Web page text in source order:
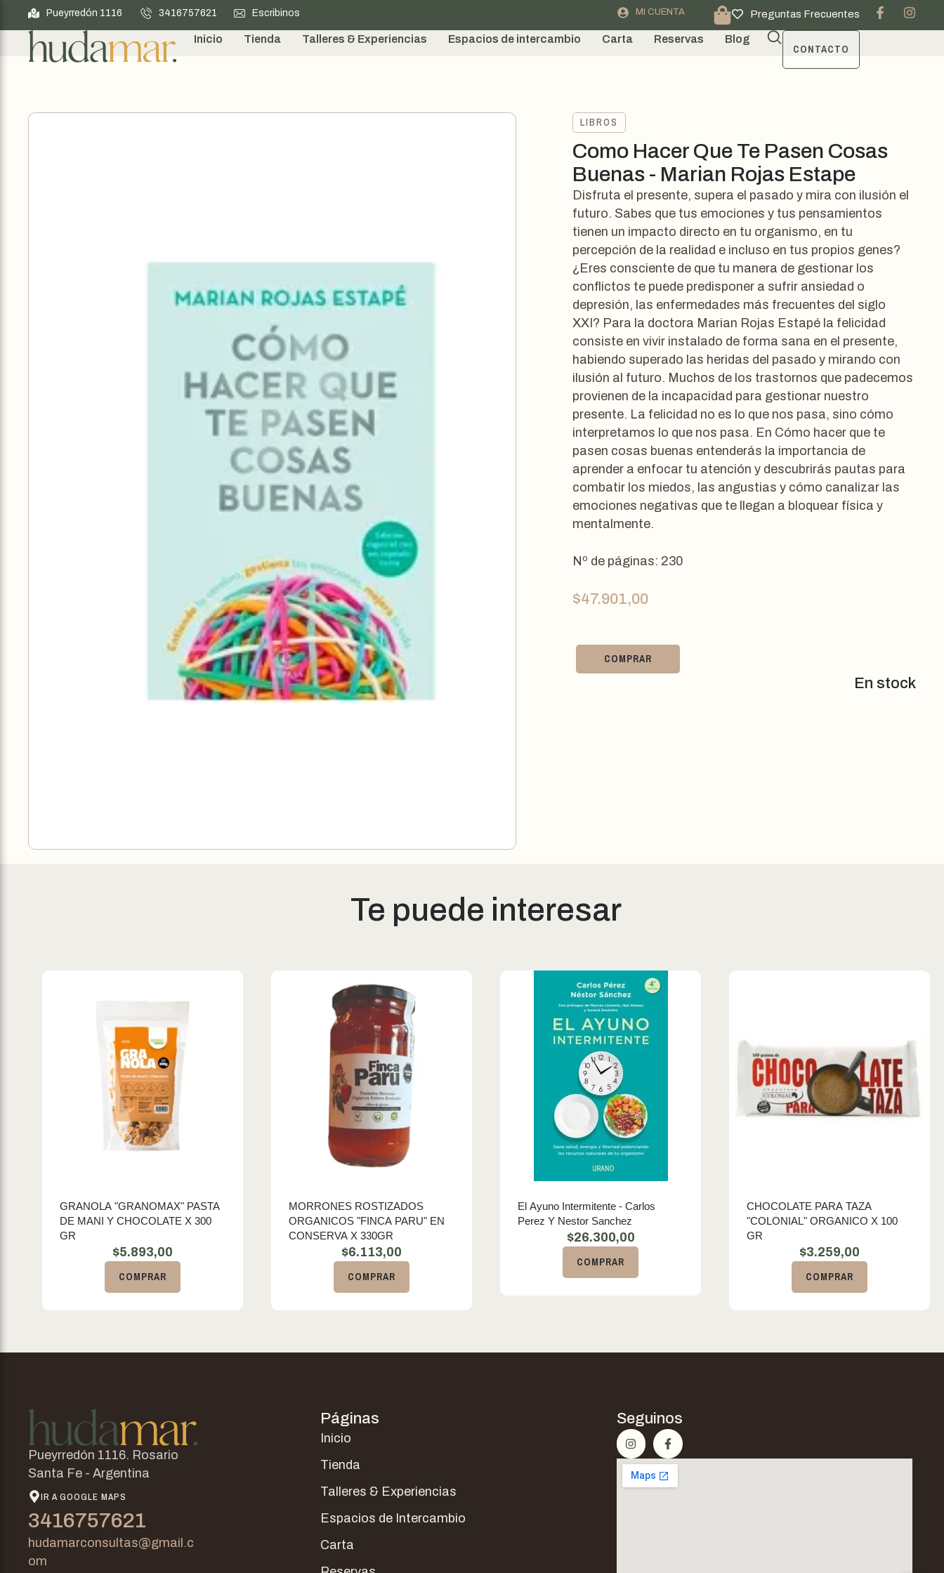
Pueyrredón 1116 3416757621 Escribinos MI CUENTA Preguntas Frecuentes
Inicio Tienda Talleres & Experiencias Espacios de intercambio Carta Reservas Blog
CONTACTO
LIBROS
Como Hacer Que Te Pasen Cosas
Buenas - Marian Rojas Estape
Disfruta el presente, supera el pasado y mira con ilusión el
futuro. Sabes que tus emociones y tus pensamientos
tienen un impacto directo en tu organismo, en tu
percepción de la realidad e incluso en tus propios genes?
¿Eres consciente de que tu manera de gestionar los
conflictos te puede predisponer a sufrir ansiedad o
depresión, las enfermedades más frecuentes del siglo
XXI? Para la doctora Marian Rojas Estapé la felicidad
consiste en vivir instalado de forma sana en el presente,
habiendo superado las heridas del pasado y mirando con
ilusión al futuro. Muchos de los trastornos que padecemos
provienen de la incapacidad para gestionar nuestro
presente. La felicidad no es lo que nos pasa, sino cómo
interpretamos lo que nos pasa. En Cómo hacer que te
pasen cosas buenas entenderás la importancia de
aprender a enfocar tu atención y descubrirás pautas para
combatir los miedos, las angustias y cómo canalizar las
emociones negativas que te llegan a bloquear física y
mentalmente.
Nº de páginas: 230
$47.901,00
COMPRAR
En stock
Te puede interesar
GRANOLA "GRANOMAX" PASTA
DE MANI Y CHOCOLATE X 300
GR
$5.893,00
COMPRAR
MORRONES ROSTIZADOS
ORGANICOS "FINCA PARU" EN
CONSERVA X 330GR
$6.113,00
COMPRAR
El Ayuno Intermitente - Carlos
Perez Y Nestor Sanchez
$26.300,00
COMPRAR
CHOCOLATE PARA TAZA
"COLONIAL" ORGANICO X 100
GR
$3.259,00
COMPRAR
Pueyrredón 1116. Rosario
Santa Fe - Argentina
IR A GOOGLE MAPS
3416757621
hudamarconsultas@gmail.c
om
Páginas
Inicio
Tienda
Talleres & Experiencias
Espacios de Intercambio
Carta
Seguinos